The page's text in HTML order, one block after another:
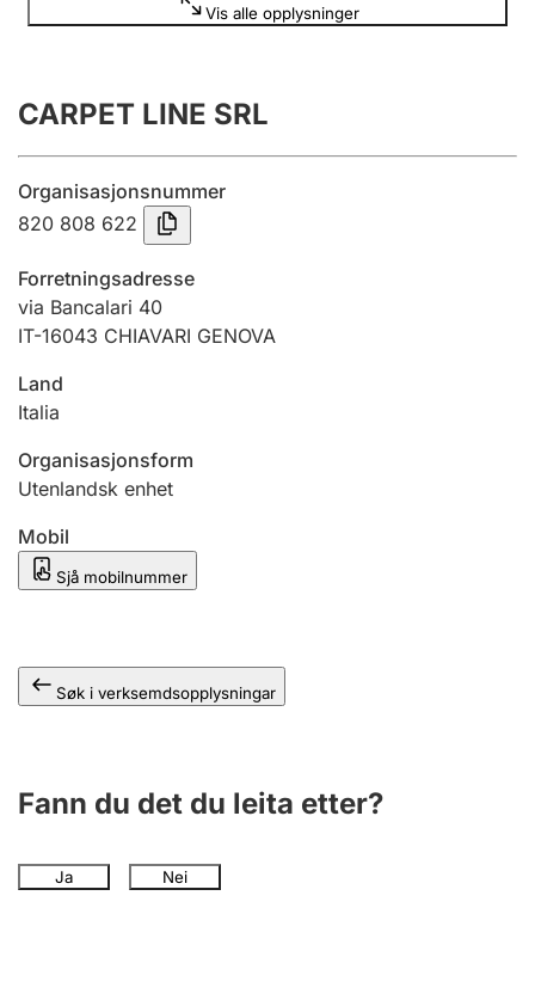
Innsending og forseinkingsgebyr
Jeger
Ektepaktrettleiaren
Andre tema
Vis alle opplysninger
CARPET LINE SRL
Organisasjonsnummer
820 808 622
Forretningsadresse
via Bancalari 40
IT-16043 CHIAVARI GENOVA
Land
Italia
Organisasjonsform
Utenlandsk enhet
Mobil
Sjå mobilnummer
Søk i verksemdsopplysningar
Fann du det du leita etter?
Ja Nei